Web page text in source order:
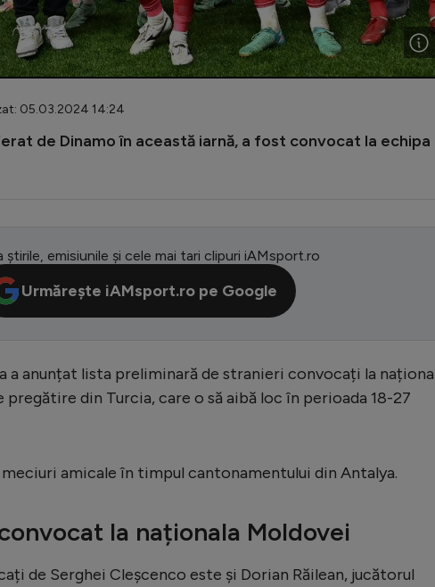
05.03.2024 14:24
de Dinamo în această iarnă, a fost convocat la echipa
știrile, emisiunile și cele mai tari clipuri iAMsport.ro
Urmărește iAMsport.ro pe Google
a anunțat lista preliminară de stranieri convocați la
din Turcia, care o să aibă loc în perioada 18-27
amicale în timpul cantonamentului din Antalya.
la naționala Moldovei
de Serghei Cleșcenco este și Dorian Răilean, jucătorul